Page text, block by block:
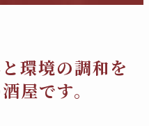
環境の調和を
屋です。